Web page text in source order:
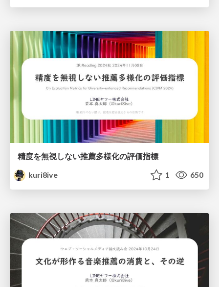
精度を無視しない推薦多様化の評価指標
kuri8ive
1 650